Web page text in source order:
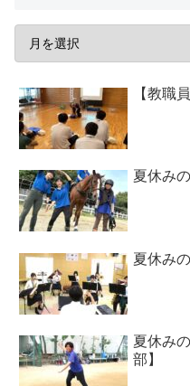
【教職
夏休み
夏休み
夏休み
部】